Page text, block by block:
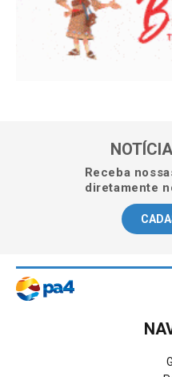
Receba
diretamente